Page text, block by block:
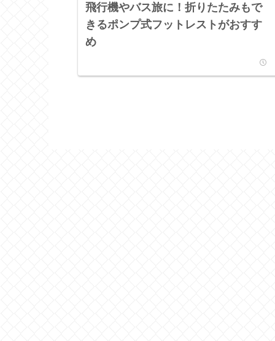
飛行機やバス旅に！折りたたみもで
きるポンプ式フットレストがおすす
め